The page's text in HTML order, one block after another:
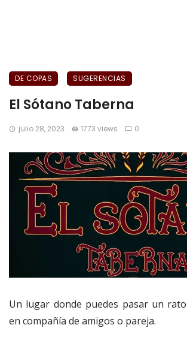
DE COPAS SUGERENCIAS
El Sótano Taberna
julio 28, 2023 1773 views 0
Un lugar donde puedes pasar un
en compañía de amigos o pareja.